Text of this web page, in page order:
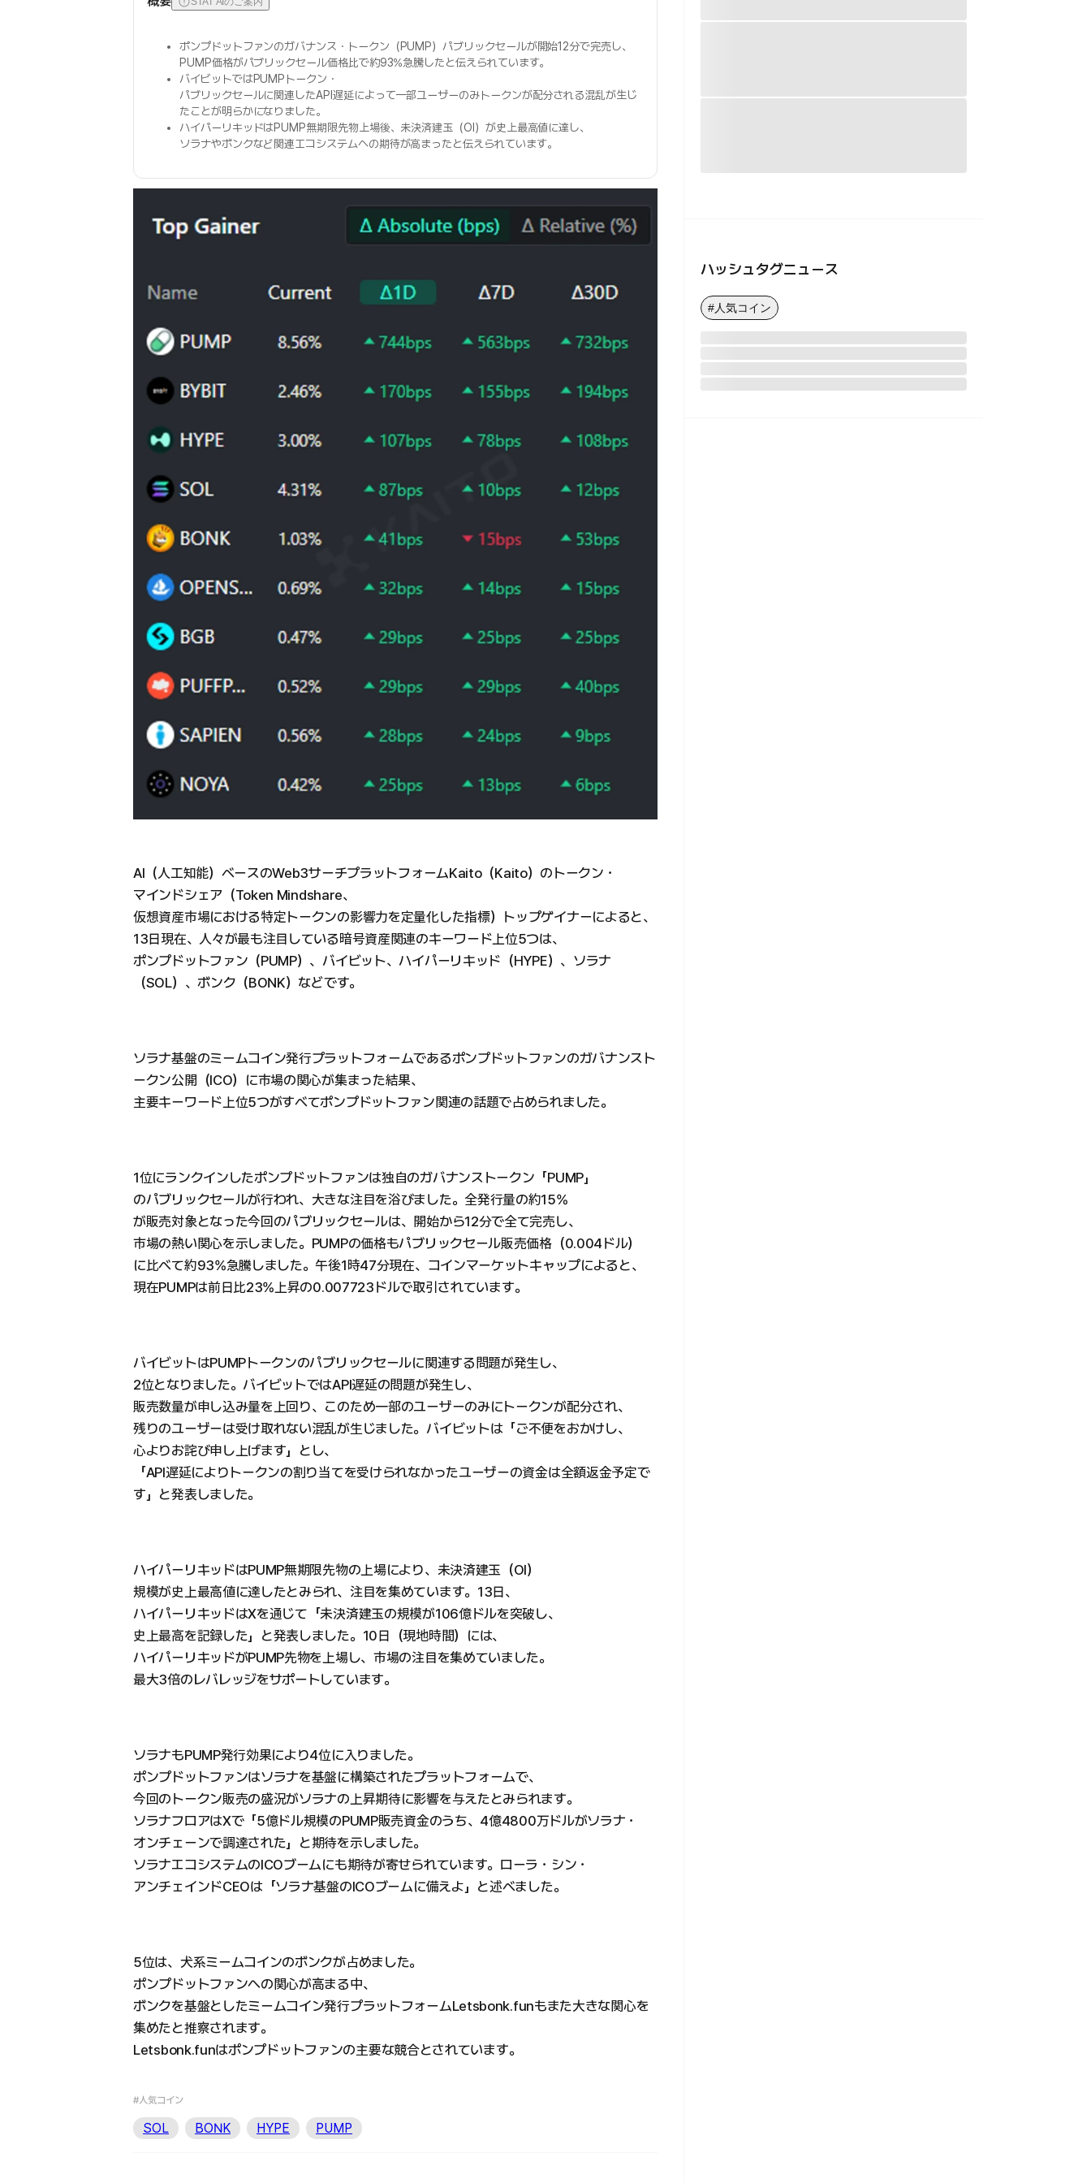
ポンプドットファンのガバナンス・トークン（PUMP）パブリックセールが開始12分で完売し、
PUMP価格がパブリックセール価格比で約93%急騰したと伝えられています。
バイビットではPUMPトークン・
パブリックセールに関連したAPI遅延によって一部ユーザーのみトークンが配分される混乱が生じ
たことが明らかになりました。
ハイパーリキッドはPUMP無期限先物上場後、未決済建玉（OI）が史上最高値に達し、
ソラナやボンクなど関連エコシステムへの期待が高まったと伝えられています。
AI（人工知能）ベースのWeb3サーチプラットフォームKaito（Kaito）のトークン・
マインドシェア（Token Mindshare、
仮想資産市場における特定トークンの影響力を定量化した指標）トップゲイナーによると、
13日現在、人々が最も注目している暗号資産関連のキーワード上位5つは、
ポンプドットファン（PUMP）、バイビット、ハイパーリキッド（HYPE）、ソラナ
（SOL）、ボンク（BONK）などです。
ソラナ基盤のミームコイン発行プラットフォームであるポンプドットファンのガバナンスト
ークン公開（ICO）に市場の関心が集まった結果、
主要キーワード上位5つがすべてポンプドットファン関連の話題で占められました。
1位にランクインしたポンプドットファンは独自のガバナンストークン「PUMP」
のパブリックセールが行われ、大きな注目を浴びました。全発行量の約15%
が販売対象となった今回のパブリックセールは、開始から12分で全て完売し、
市場の熱い関心を示しました。PUMPの価格もパブリックセール販売価格（0.004ドル）
に比べて約93%急騰しました。午後1時47分現在、コインマーケットキャップによると、
現在PUMPは前日比23%上昇の0.007723ドルで取引されています。
バイビットはPUMPトークンのパブリックセールに関連する問題が発生し、
2位となりました。バイビットではAPI遅延の問題が発生し、
販売数量が申し込み量を上回り、このため一部のユーザーのみにトークンが配分され、
残りのユーザーは受け取れない混乱が生じました。バイビットは「ご不便をおかけし、
心よりお詫び申し上げます」とし、
「API遅延によりトークンの割り当てを受けられなかったユーザーの資金は全額返金予定で
す」と発表しました。
ハイパーリキッドはPUMP無期限先物の上場により、未決済建玉（OI）
規模が史上最高値に達したとみられ、注目を集めています。13日、
ハイパーリキッドはXを通じて「未決済建玉の規模が106億ドルを突破し、
史上最高を記録した」と発表しました。10日（現地時間）には、
ハイパーリキッドがPUMP先物を上場し、市場の注目を集めていました。
最大3倍のレバレッジをサポートしています。
ソラナもPUMP発行効果により4位に入りました。
ポンプドットファンはソラナを基盤に構築されたプラットフォームで、
今回のトークン販売の盛況がソラナの上昇期待に影響を与えたとみられます。
ソラナフロアはXで「5億ドル規模のPUMP販売資金のうち、4億4800万ドルがソラナ・
オンチェーンで調達された」と期待を示しました。
ソラナエコシステムのICOブームにも期待が寄せられています。ローラ・シン・
アンチェインドCEOは「ソラナ基盤のICOブームに備えよ」と述べました。
5位は、犬系ミームコインのボンクが占めました。
ポンプドットファンへの関心が高まる中、
ボンクを基盤としたミームコイン発行プラットフォームLetsbonk.funもまた大きな関心を
集めたと推察されます。
Letsbonk.funはポンプドットファンの主要な競合とされています。
#人気コイン
SOL BONK HYPE PUMP
ハッシュタグニュース
#人気コイン